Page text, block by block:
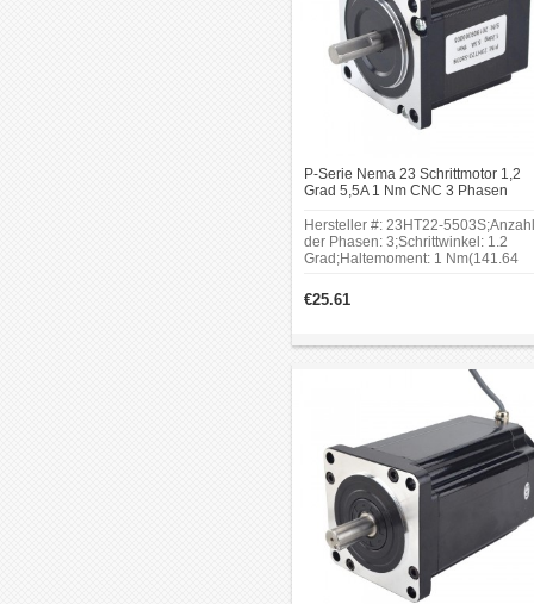
P-Serie Nema 23 Schrittmotor 1,2
Grad 5,5A 1 Nm CNC 3 Phasen
Hersteller #: 23HT22-5503S;Anzahl
der Phasen: 3;Schrittwinkel: 1.2
Grad;Haltemoment: 1 Nm(141.64
mm;Körper Länge: 55.5
mm;Schaftdurchmesser: Φ8
Wellenlänge: 15 mm.
€25.61